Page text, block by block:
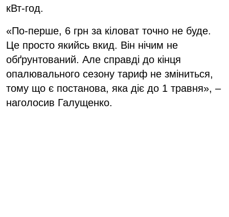
кВт-год.
«По-перше, 6 грн за кіловат точно не буде.
Це просто якийсь вкид. Він нічим не
обґрунтований. Але справді до кінця
опалювального сезону тариф не зміниться,
тому що є постанова, яка діє до 1 травня», –
наголосив Галущенко.